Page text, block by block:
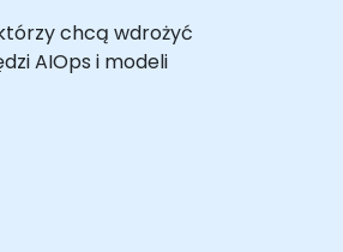
chcą wdrożyć
AIOps i modeli